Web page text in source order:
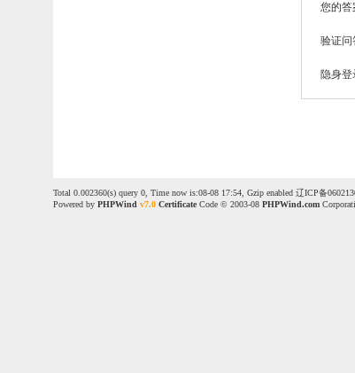
您的答
验证问
隐身登
Total 0.002360(s) query 0, Time now is:08-08 17:54, Gzip enabled 辽ICP备
Powered by PHPWind v7.0 CertificateCode © 2003-08 PHPWind.com